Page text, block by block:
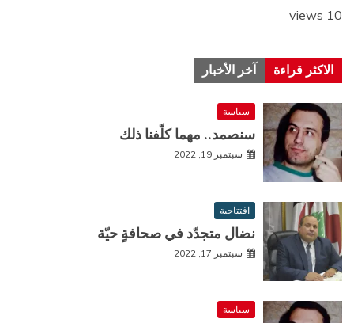
10 views
الاكثر قراءة آخر الأخبار
سياسة
سنصمد.. مهما كلّفنا ذلك
سبتمبر 19, 2022
افتتاحية
نضال متجدّد في صحافةٍ حيّة
سبتمبر 17, 2022
سياسة